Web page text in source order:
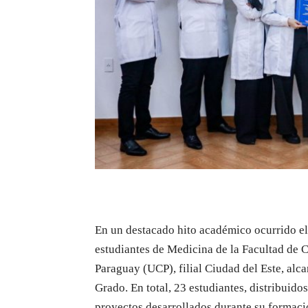
En un destacado hito académico ocurrido
estudiantes de Medicina de la Facultad de
Paraguay (UCP), filial Ciudad del Este,
Grado. En total, 23 estudiantes,